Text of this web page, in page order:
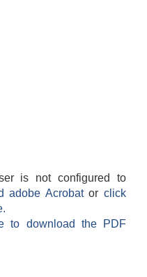
is not configured to
adobe Acrobatorclick
to download the PDF